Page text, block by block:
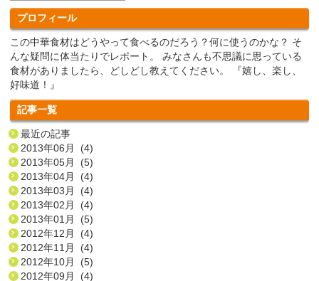
プロフィール
この中華食材はどうやって食べるのだろう？何に使うのかな？ そ
んな疑問に体当たりでレポート。 みなさんも不思議に思っている
食材がありましたら、どしどし教えてください。 『嬉し、楽し、
好味道！』
記事一覧
最近の記事
2013年06月 (4)
2013年05月 (5)
2013年04月 (4)
2013年03月 (4)
2013年02月 (4)
2013年01月 (5)
2012年12月 (4)
2012年11月 (4)
2012年10月 (5)
2012年09月 (4)